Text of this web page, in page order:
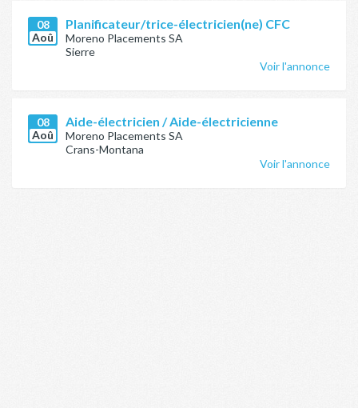
08
Aoû
Planificateur/trice-électricien(ne) CFC
Moreno Placements SA
Sierre
Voir l'annonce
08
Aoû
Aide-électricien / Aide-électricienne
Moreno Placements SA
Crans-Montana
Voir l'annonce